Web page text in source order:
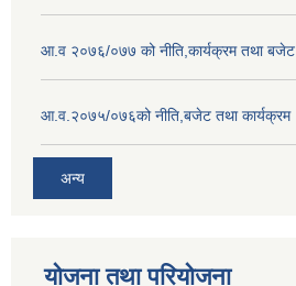
आ.व २०७६/०७७ को नीति,कार्यक्रम तथा बजेट
आ.व.२०७५/०७६को नीति,बजेट तथा कार्यक्रम
अन्य
योजना तथा परियोजना